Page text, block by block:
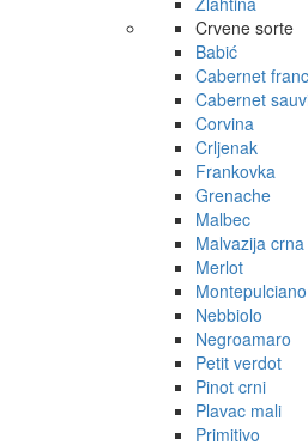
Crvene sorte
Babić
Cabernet franc
Cabernet
Corvina
Crljenak
Frankovka
Grenache
Malbec
Malvazija crna
Merlot
Montepulciano
Nebbiolo
Negroamaro
Petit verdot
Pinot crni
Plavac mali
Primitivo